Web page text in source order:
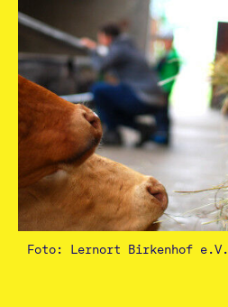
Foto: Lernort Birkenhof e.V.